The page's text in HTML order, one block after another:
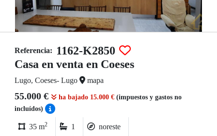
Referencia:
1162-K2850
Casa en venta en Coeses
Lugo, Coeses- Lugo mapa
55.000 € ha bajado 15.000 € (impuestos y gastos no
incluídos)
35 m2 1 noreste